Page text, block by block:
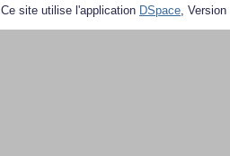
Ce site utilise l'application DSpace,